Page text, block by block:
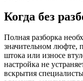
Когда без
Полная разборка
значительном люфте,
штока или износе
настройка не
вскрытия